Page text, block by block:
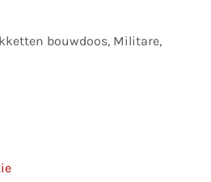
bouwdoos, Militare,